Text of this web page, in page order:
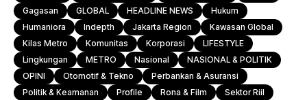
Gagasan
GLOBAL HEADLINE NEWS
Hukum
Humaniora
Indepth Jakarta Region
Kawasan Global
Kilas Metro
Komunitas Korporasi
LIFESTYLE
Lingkungan
METRO Nasional
NASIONAL & POLITIK
OPINI
Otomotif & Tekno
Perbankan & Asuransi
Politik & Keamanan
Profile Rona & Film Sektor Riil